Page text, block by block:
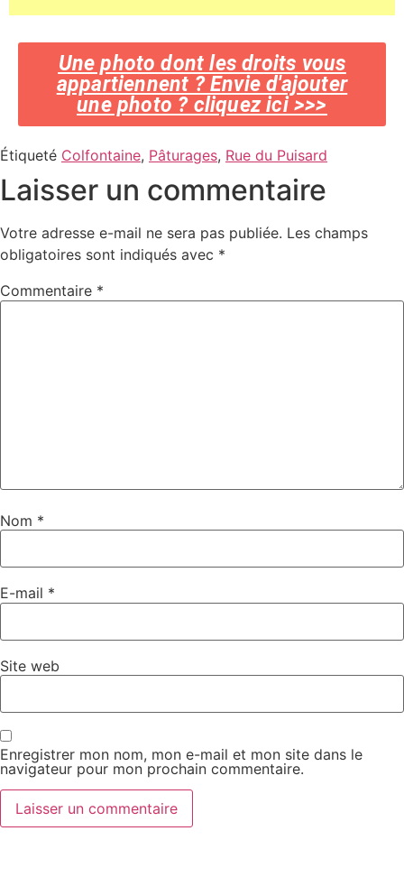
Une photo dont les droits vous
appartiennent ? Envie d'ajouter
une photo ? cliquez ici >>>
Étiqueté Colfontaine, Pâturages, Rue du Puisard
Laisser un commentaire
Votre adresse e-mail ne sera pas publiée. Les champs
obligatoires sont indiqués avec *
Commentaire *
Nom *
E-mail *
Site web
Enregistrer mon nom, mon e-mail et mon site dans le
navigateur pour mon prochain commentaire.